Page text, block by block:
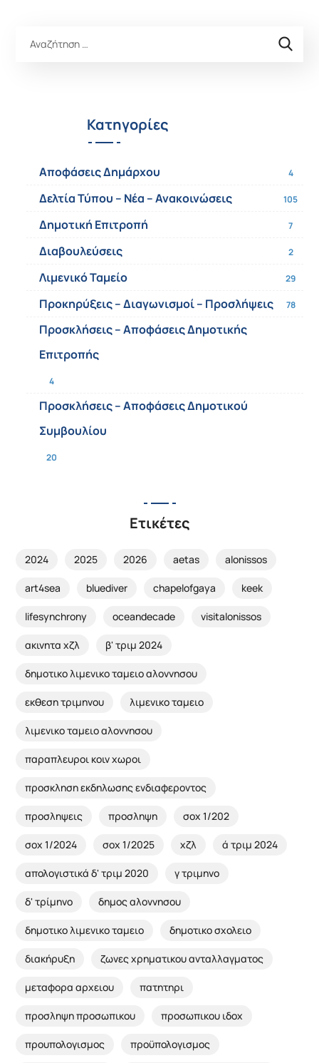
Κατηγορίες
Αποφάσεις Δημάρχου 4
Δελτία Τύπου – Νέα – Ανακοινώσεις 105
Δημοτική Επιτροπή 7
Διαβουλεύσεις 2
Λιμενικό Ταμείο 29
Προκηρύξεις – Διαγωνισμοί – Προσλήψεις 78
Προσκλήσεις – Αποφάσεις Δημοτικής
Επιτροπής
4
Προσκλήσεις – Αποφάσεις Δημοτικού
Συμβουλίου
20
Ετικέτες
2024 2025 2026 aetas alonissos
art4sea bluediver chapelofgaya keek
lifesynchrony oceandecade visitalonissos
ακινητα χζλ β' τριμ 2024
δημοτικο λιμενικο ταμειο αλοννησου
εκθεση τριμηνου λιμενικο ταμειο
λιμενικο ταμειο αλοννησου
παραπλευροι κοιν χωροι
προσκληση εκδηλωσης ενδιαφεροντος
προσληψεις προσληψη σοχ 1/202
σοχ 1/2024 σοχ 1/2025 χζλ ά τριμ 2024
απολογιστικά δ' τριμ 2020 γ τριμηνο
δ' τρίμηνο δημος αλοννησου
δημοτικο λιμενικο ταμειο δημοτικο σχολειο
διακήρυξη ζωνες χρηματικου ανταλλαγματος
μεταφορα αρχειου πατητηρι
προσληψη προσωπικου προσωπικου ιδοχ
προυπολογισμος προϋπολογισμος